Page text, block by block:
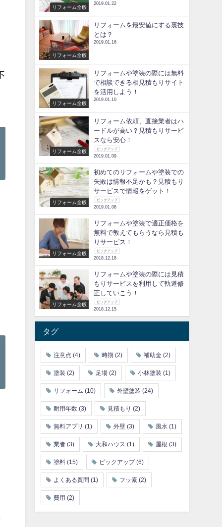
リフォーム全般
2019.01.22
リフォーム全般
リフォームを最安値にする裏技
とは？
2019.01.16
リフォーム全般
リフォームや塗装の際には無料
で相談できる相見積もりサイト
を活用しよう！
2019.01.10
リフォーム全般
リフォーム依頼、直接業者はハ
ードルが高い？見積もりサービ
スなら安心！
ピックアップ
2019.01.09
リフォーム全般
初めてのリフォームや塗装での
失敗は情報不足かも？見積もり
サービスで情報をゲット！
ピックアップ
2019.01.08
リフォーム全般
リフォームや塗装で適正価格を
無料で教えてもらうなら見積も
りサービス！
ピックアップ
2018.12.18
リフォーム全般
リフォームや塗装の際には見積
もりサービスを利用して軌道修
正していこう！
ピックアップ
2018.12.15
タグ
注意点 (4) 時期 (2) 補助金(2)
塗装 (2) 足場(2) 小林塗装 (1)
リフォーム (10) 外壁塗装 (24)
耐用年数(3) 見積もり (2)
無料アプリ (1) 外壁(3) 風水 (1)
業者(3) 大和ハウス (1) 屋根 (3)
塗料(15) ピックアップ(6)
よくある質問 (1) フッ素(2)
費用 (2)